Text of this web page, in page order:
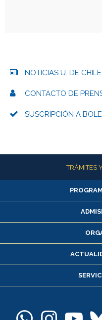
NOTICIAS U. DE CHILE
CONTACTO DE
SUSCRIPCIÓN A
Más información
TRÁMITES
Alumnas/
Inscripción y
Consulta y
Servicio
Pago de